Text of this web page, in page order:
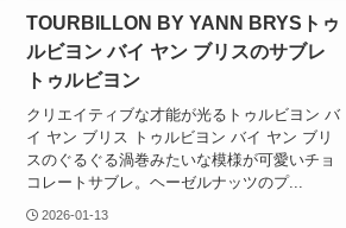
TOURBILLON BY YANN BRYSトゥ
ルビヨン バイ ヤン ブリスのサブレ
トゥルビヨン
クリエイティブな才能が光るトゥルビヨン バ
イ ヤン ブリス トゥルビヨン バイ ヤン ブリ
スのぐるぐる渦巻みたいな模様が可愛いチョ
コレートサブレ。ヘーゼルナッツのプ...
2026-01-13